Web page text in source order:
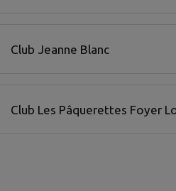
Club Jeanne Blanc
Club Les Pâquerettes Foyer